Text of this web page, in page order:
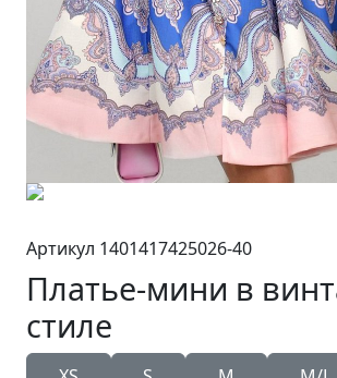
Артикул 1401417425026-40
Платье-мини в
стиле